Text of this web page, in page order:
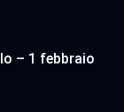
– 1 febbraio